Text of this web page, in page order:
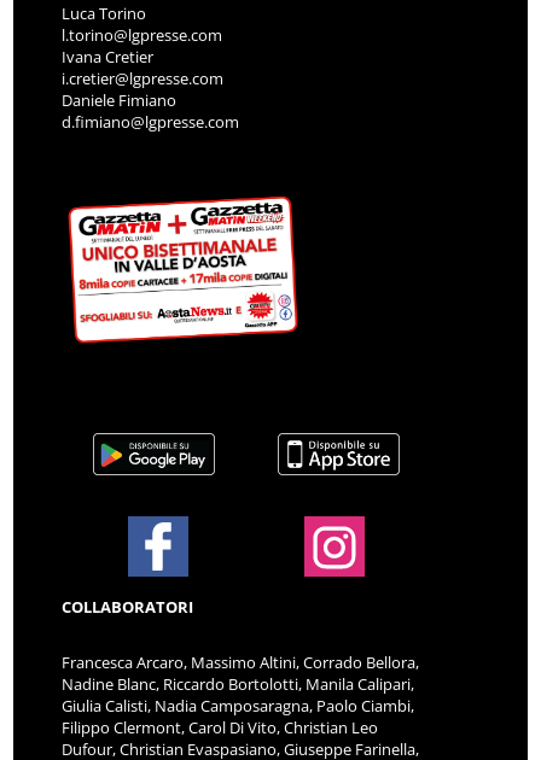
Luca Torino
l.torino@lgpresse.com
Ivana Cretier
i.cretier@lgpresse.com
Daniele Fimiano
d.fimiano@lgpresse.com
COLLABORATORI
Francesca Arcaro, Massimo Altini, Corrado Bellora,
Nadine Blanc, Riccardo Bortolotti, Manila Calipari,
Giulia Calisti, Nadia Camposaragna, Paolo Ciambi,
Filippo Clermont, Carol Di Vito, Christian Leo
Dufour, Christian Evaspasiano, Giuseppe Farinella,